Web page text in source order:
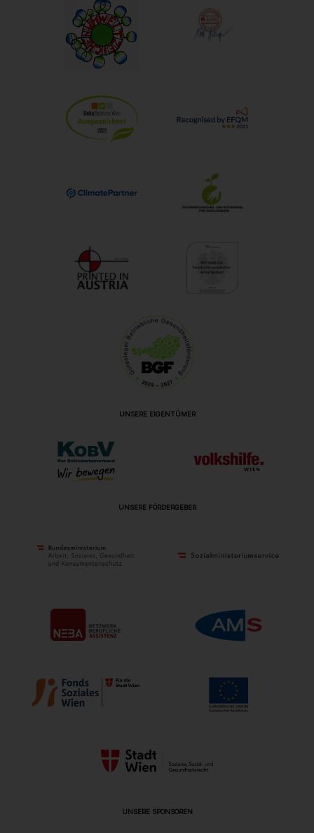
UNSERE EIGENTÜMER
UNSERE FÖRDERGEBER
UNSERE SPONSOREN